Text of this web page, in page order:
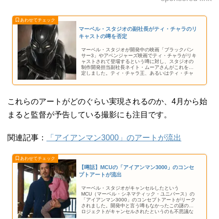
マーベル・スタジオの副社長がティ・チャラのリ
キャストの噂を否定
マーベル・スタジオが開発中の映画「ブラックパン
サー3」やアベンジャーズ映画でティ・チャラがリキ
ャストされて登場するという噂に対し、スタジオの
制作開発担当副社長ネイト・ムーアさんがこれを否
定しました。ティ・チャラ王、あるいはティ・チャ
の想像はこれにて一旦沈静化を図られるようです。
これらのアートがどのぐらい実現されるのか、4月から始
まると監督が予告している撮影にも注目です。
関連記事： 「アイアンマン3000」のアートが流出
【噂話】MCUの「アイアンマン3000」のコンセ
プトアートが流出
マーベル・スタジオがキャンセルしたという
MCU（マーベル・シネマティック・ユニバース）の
「アイアンマン3000」のコンセプトアートがリーク
されました。開発中と言う噂もなかったこの謎のプ
ロジェクトがキャンセルされたというのも不思議な